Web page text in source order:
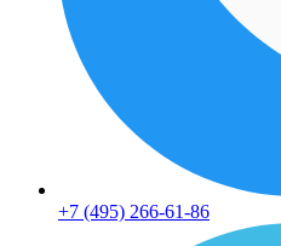
+7 (495) 266-61-86